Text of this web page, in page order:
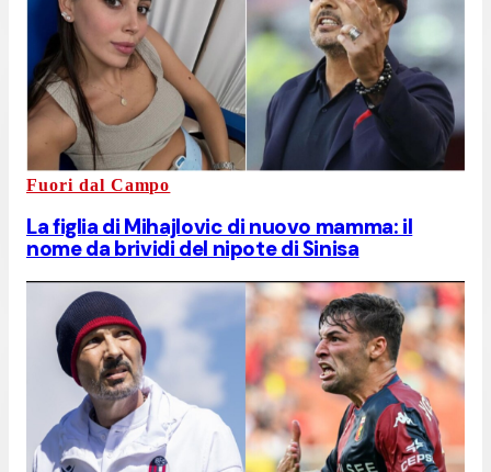
Fuori dal Campo
La figlia di Mihajlovic di nuovo mamma: il
nome da brividi del nipote di Sinisa